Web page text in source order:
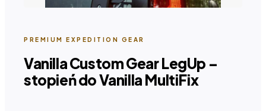
PREMIUM EXPEDITION GEAR
Vanilla Custom Gear LegUp –
stopień do Vanilla MultiFix